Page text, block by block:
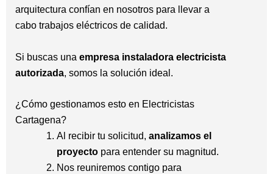
arquitectura confían en nosotros para llevar a
cabo trabajos eléctricos de calidad.
Si buscas una empresa instaladora electricista
autorizada, somos la solución ideal.
¿Cómo gestionamos esto en Electricistas
Cartagena?
Al recibir tu solicitud, analizamos el
proyecto para entender su magnitud.
Nos reuniremos contigo para